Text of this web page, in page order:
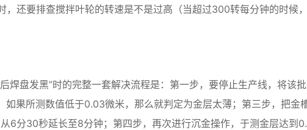
，还要排查搅拌叶轮的转速是不是过高（当超过300转每分钟的时候，
焊盘发黑”时的完整一套解决流程是：第一步，要停止生产线，将该批
如果所测数值低于0.03微米，那么就判定为金层太薄；第三步，把
6分30秒延长至8分钟；第四步，再次进行沉金操作，于测金层达到